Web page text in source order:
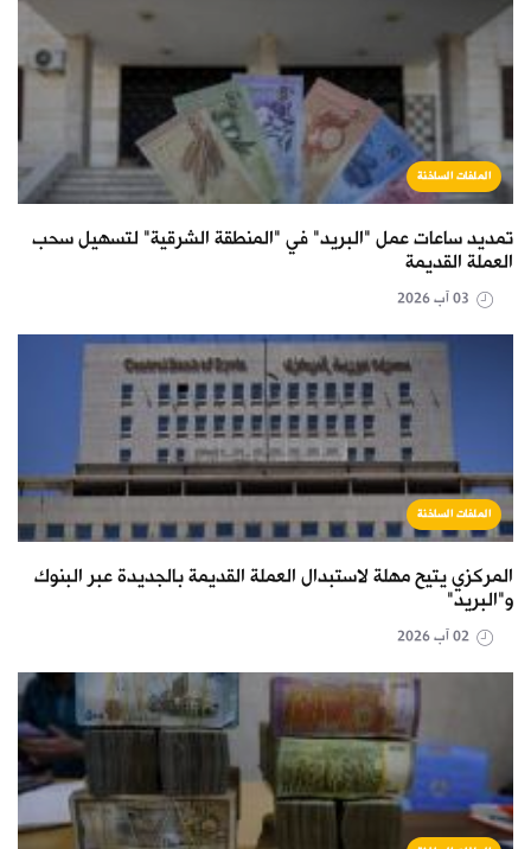
الملفات الساخنة
تمديد ساعات عمل "البريد" في "المنطقة الشرقية" لتسهيل سحب
العملة القديمة
الملفات الساخنة
المركزي يتيح مهلة لاستبدال العملة القديمة بالجديدة عبر البنوك
و"البريد"